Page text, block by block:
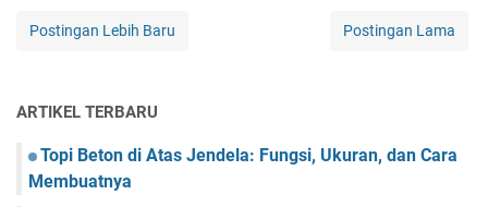
Postingan Lebih Baru Postingan Lama
ARTIKEL TERBARU
Topi Beton di Atas Jendela: Fungsi, Ukuran, dan Cara
Membuatnya